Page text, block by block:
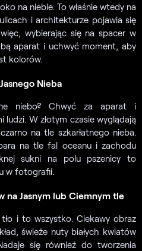
na niebie. To właśnie wtedy na
i architekturze pojawia się
wybierając się na spacer w
aparat i uchwyć moment, aby
kolorów.
Nieba
niebo? Chwyć za aparat i
W złotym czasie wyglądają
na tle szkarłatnego nieba.
na tle fal oceanu i zachodu
sukni na polu pszenicy to
w fotografii.
na Jasnym lub Ciemnym tle
i to wszystko. Ciekawy obraz
świeże nuty białych kwiatów
się również do tworzenia